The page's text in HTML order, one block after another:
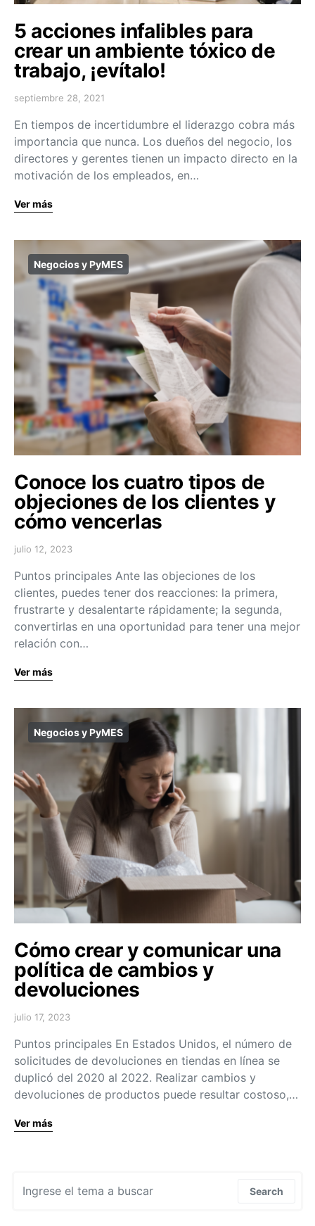
5 acciones infalibles para
crear un ambiente tóxico de
trabajo, ¡evítalo!
septiembre 28, 2021
En tiempos de incertidumbre el liderazgo cobra más
importancia que nunca. Los dueños del negocio, los
directores y gerentes tienen un impacto directo en la
motivación de los empleados, en…
Ver más
Negocios y PyMES
Conoce los cuatro tipos de
objeciones de los clientes y
cómo vencerlas
julio 12, 2023
Puntos principales Ante las objeciones de los
clientes, puedes tener dos reacciones: la primera,
frustrarte y desalentarte rápidamente; la segunda,
convertirlas en una oportunidad para tener una mejor
relación con…
Ver más
Negocios y PyMES
Cómo crear y comunicar una
política de cambios y
devoluciones
julio 17, 2023
Puntos principales En Estados Unidos, el número de
solicitudes de devoluciones en tiendas en línea se
duplicó del 2020 al 2022. Realizar cambios y
devoluciones de productos puede resultar costoso,…
Ver más
Search